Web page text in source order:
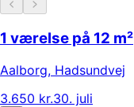
1 værelse på 12 m²
Aalborg, Hadsundvej
3.650 kr.30. juli